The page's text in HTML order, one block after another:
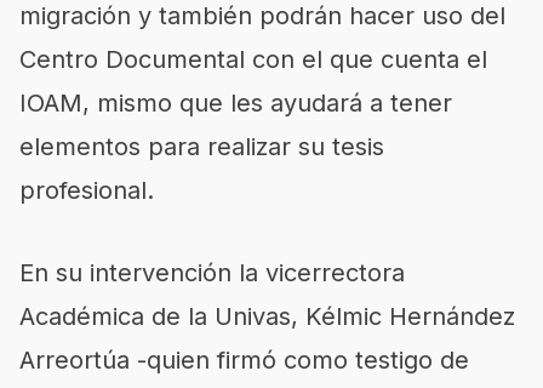
migración y también podrán hacer uso del
Centro Documental con el que cuenta el
IOAM, mismo que les ayudará a tener
elementos para realizar su tesis
profesional.
En su intervención la vicerrectora
Académica de la Univas, Kélmic Hernández
Arreortúa -quien firmó como testigo de